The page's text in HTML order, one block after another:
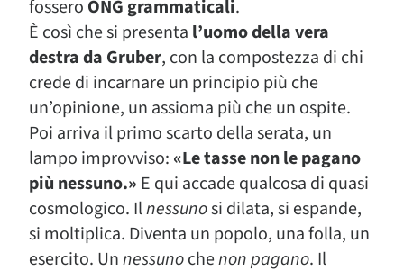
fossero ONG grammaticali.
È così che si presenta l’uomo della vera
destra da Gruber, con la compostezza di chi
crede di incarnare un principio più che
un’opinione, un assioma più che un ospite.
Poi arriva il primo scarto della serata, un
lampo improvviso: «Le tasse non le pagano
più nessuno.» E qui accade qualcosa di quasi
cosmologico. Ilnessunosi dilata, si espande,
si moltiplica. Diventa un popolo, una folla, un
esercito. Unnessunochenon pagano. Il